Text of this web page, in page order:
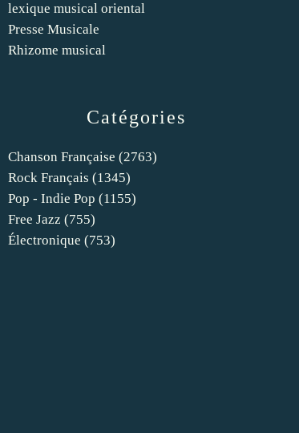
Catégories
Chanson Française (2763)
Rock Français (1345)
Pop - Indie Pop (1155)
Free Jazz (755)
Électronique (753)
lexique musical oriental
Presse Musicale
Rhizome musical